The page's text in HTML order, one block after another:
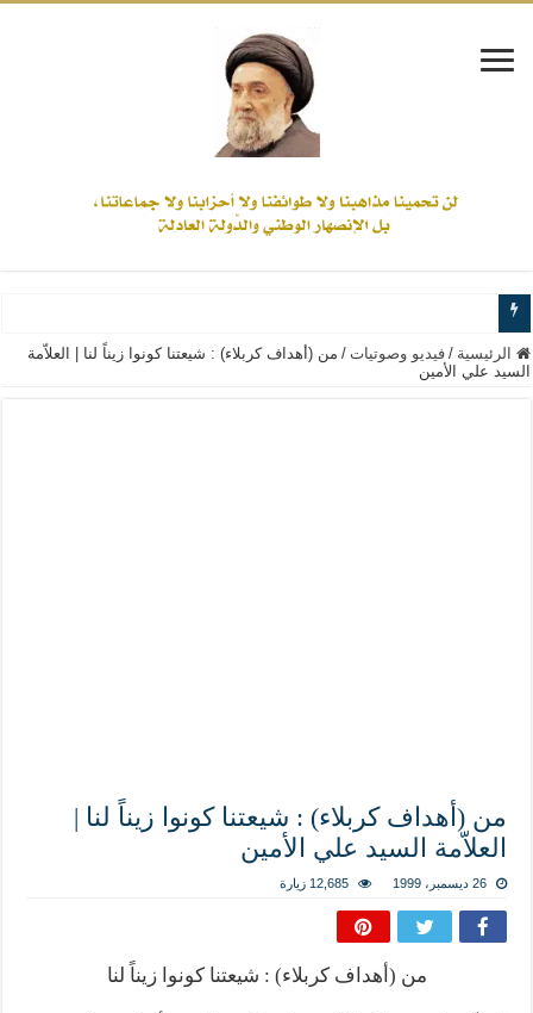
www.alamine.net
الرئيسية / فيديو وصوتيات / من (أهداف كربلاء) : شيعتنا كونوا زيناً لنا | العلاّمة
السيد علي الأمين
من (أهداف كربلاء) : شيعتنا كونوا زيناً لنا |
العلاّمة السيد علي الأمين
26 ديسمبر، 1999 12,685 زيارة
من (أهداف كربلاء) : شيعتنا كونوا زيناً لنا